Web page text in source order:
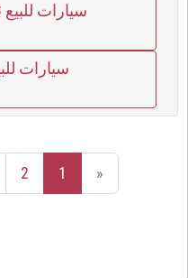
سيارات للبيع 2018 في الإمارات
سيارات
«
1
2